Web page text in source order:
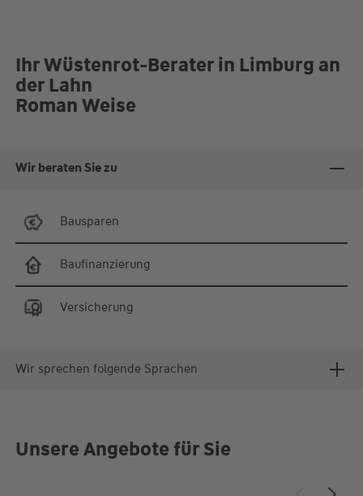
Ihr Wüstenrot-Berater in Limburg an
der Lahn
Roman Weise
Wir beraten Sie zu
Bausparen
Baufinanzierung
Versicherung
Wir sprechen folgende Sprachen
Unsere Angebote für Sie